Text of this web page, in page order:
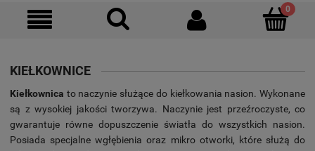
KIEŁKOWNICE
Kiełkownica to naczynie służące do kiełkowania nasion. Wykonane
są z wysokiej jakości tworzywa. Naczynie jest przeźroczyste, co
gwarantuje równe dopuszczenie światła do wszystkich nasion.
Posiada specjalne wgłębienia oraz mikro otworki, które służą do